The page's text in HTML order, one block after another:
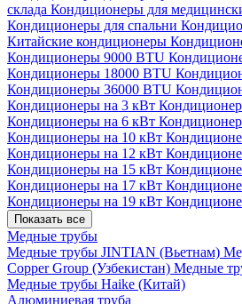
склада Кондиционеры для
Кондиционеры для спальни
Китайские кондиционеры
Кондиционеры 9000 BTU
Кондиционеры 18000 BTU
Кондиционеры 36000 BTU
Кондиционеры на 3 кВт
Кондиционеры на 6 кВт
Кондиционеры на 10 кВт
Кондиционеры на 12 кВт
Кондиционеры на 15 кВт
Кондиционеры на 17 кВт
Кондиционеры на 19 кВт
Показать все
Медные трубы
Медные трубы JINTIAN (Вьетнам)
Copper Group (Узбекистан) Медные
Медные трубы Haike (Китай)
Алюминиевая труба